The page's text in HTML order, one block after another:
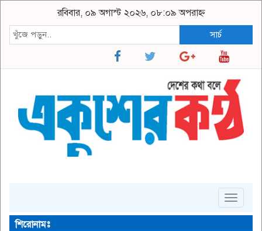
রবিবার, ০৯ অগাস্ট ২০২৬, ০৮:০৯ অপরাহ্ন
সার্চ
Toggle
শিরোনামঃ